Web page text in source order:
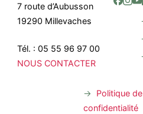
7 route d’Aubusson
19290 Millevaches
Tél. : 05 55 96 97 00
NOUS CONTACTER
Politique de
confidentialité